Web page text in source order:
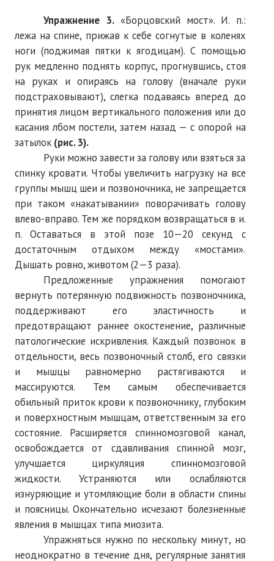
Упражнение 3.«Борцовский мост». И. п.:
лежа на спине, прижав к себе согнутые в коленях
ноги (поджимая пятки к ягодицам). С помощью
рук медленно поднять корпус, прогнувшись, стоя
на руках и опираясь на голову (вначале руки
подстраховывают), слегка подаваясь вперед до
принятия лицом вертикального положения или до
касания лбом постели, затем назад — с опорой на
затылок (рис. 3).
Руки можно завести за голову или взяться за
спинку кровати. Чтобы увеличить нагрузку на все
группы мышц шеи и позвоночника, не запрещается
при таком «накатывании» поворачивать голову
влево-вправо. Тем же порядком возвращаться в и.
п. Оставаться в этой позе 10—20 секунд с
достаточным отдыхом между «мостами».
Дышать ровно, животом (2—3 раза).
Предложенные упражнения помогают
вернуть потерянную подвижность позвоночника,
поддерживают его эластичность и
предотвращают раннее окостенение, различные
патологические искривления. Каждый позвонок в
отдельности, весь позвоночный столб, его связки
и мышцы равномерно растягиваются и
массируются. Тем самым обеспечивается
обильный приток крови к позвоночнику, глубоким
и поверхностным мышцам, ответственным за его
состояние. Расширяется спинномозговой канал,
освобождается от сдавливания спинной мозг,
улучшается циркуляция спинномозговой
жидкости. Устраняются или ослабляются
изнуряющие и утомляющие боли в области спины
и поясницы. Окончательно исчезают болезненные
явления в мышцах типа миозита.
Упражняться нужно по нескольку минут, но
неоднократно в течение дня, регулярные занятия